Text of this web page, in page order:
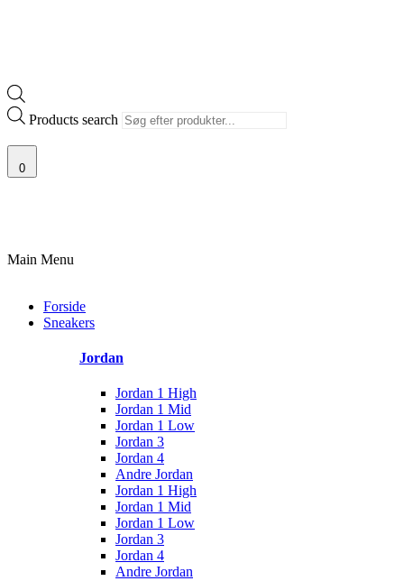
Products search
0
Main Menu
Forside
Sneakers
Jordan
Jordan 1 High
Jordan 1 Mid
Jordan 1 Low
Jordan 3
Jordan 4
Andre Jordan
Jordan 1 High
Jordan 1 Mid
Jordan 1 Low
Jordan 3
Jordan 4
Andre Jordan